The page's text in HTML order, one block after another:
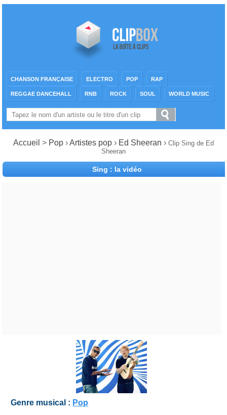
CHANSON FRANÇAISE ELECTRO POP RAP
REGGAE DANCEHALL RNB ROCK SOUL WORLD MUSIC
Accueil > Pop ›Artistes pop › Ed Sheeran › Clip Sing de Ed
Sheeran
Sing : la vidéo
Genre musical : Pop